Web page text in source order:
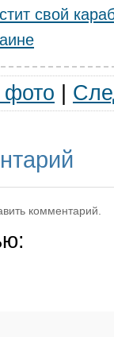
свой
комментарий.